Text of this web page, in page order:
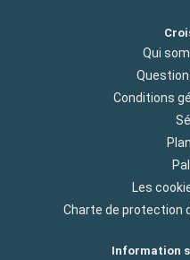
Qui
Conditions
Les
Charte de protection
Information